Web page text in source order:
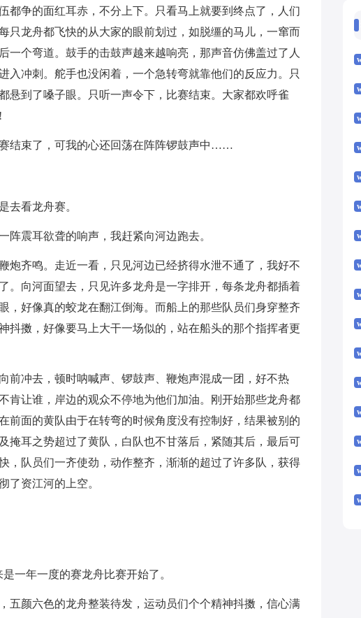
都争的面红耳赤，不分上下。只看马上就要到终点了，人们
只龙舟都飞快的从大家的眼前划过，如脱缰的马儿，一窜而
一个弯道。鼓手的击鼓声越来越响亮，那声音仿佛盖过了人
入冲刺。舵手也没闲着，一个急转弯就靠他们的反应力。只
悬到了嗓子眼。只听一声令下，比赛结束。大家都欢呼雀
结束了，可我的心还回荡在阵阵锣鼓声中……
去看龙舟赛。
阵震耳欲聋的响声，我赶紧向河边跑去。
炮齐鸣。走近一看，只见河边已经挤得水泄不通了，我好不
。向河面望去，只见许多龙舟是一字排开，每条龙舟都插着
，好像真的蛟龙在翻江倒海。而船上的那些队员们身穿整齐
抖擞，好像要马上大干一场似的，站在船头的那个指挥者更
前冲去，顿时呐喊声、锣鼓声、鞭炮声混成一团，好不热
肯让谁，岸边的观众不停地为他们加油。刚开始那些龙舟都
前面的黄队由于在转弯的时候角度没有控制好，结果被别的
掩耳之势超过了黄队，白队也不甘落后，紧随其后，最后可
，队员们一齐使劲，动作整齐，渐渐的超过了许多队，获得
了资江河的上空。
一年一度的赛龙舟比赛开始了。
五颜六色的龙舟整装待发，运动员们个个精神抖擞，信心满